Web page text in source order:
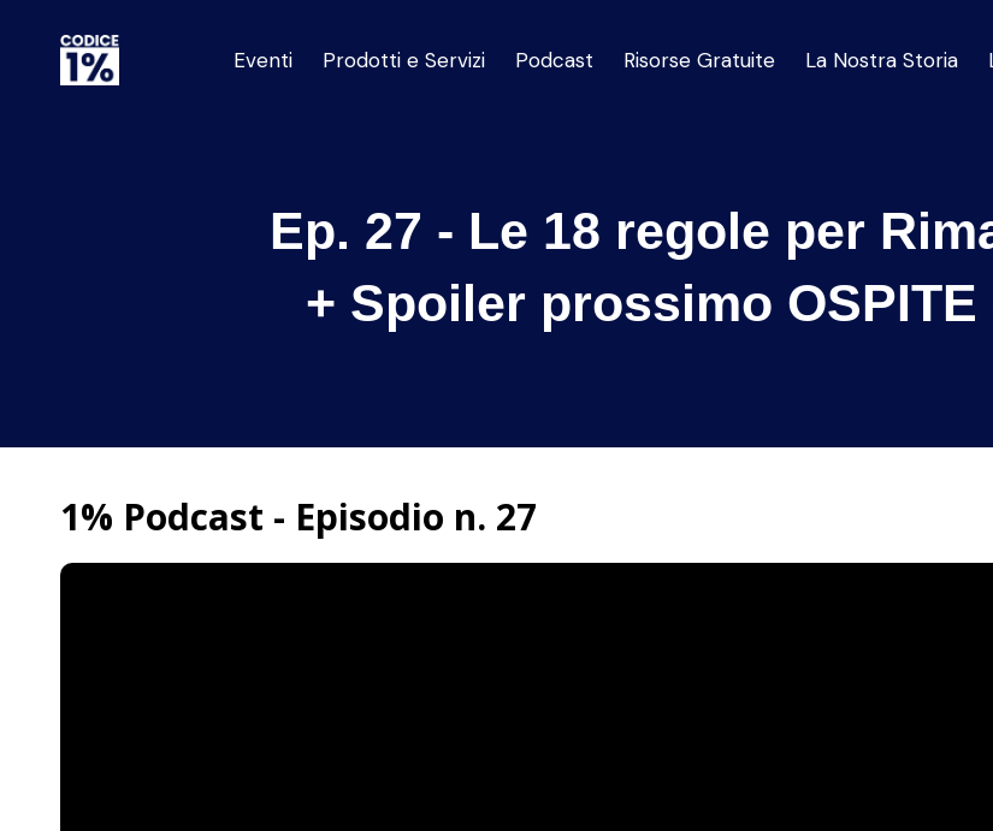
Eventi Prodotti e Servizi Podcast Risorse Gratuite La Nostra Storia
Ep. 27 - Le 18 regole per
+ Spoiler prossimo OSPITE
1% Podcast - Episodio n. 27